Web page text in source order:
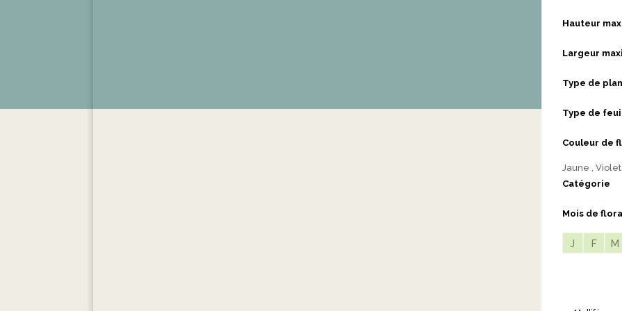
Hauteur
Largeur
Type de
Type de
Couleur de
Jaune
Violet
Catégorie
Mois de
J F M